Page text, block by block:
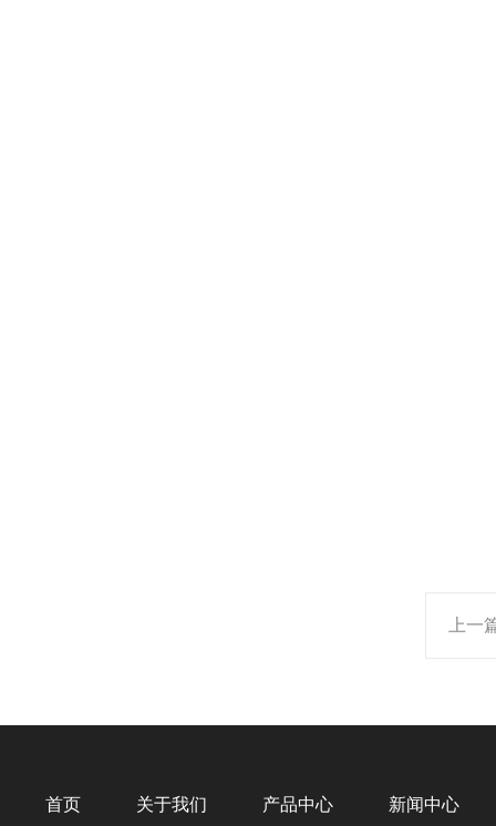
上一
首页 关于我们 产品中心 新闻中心